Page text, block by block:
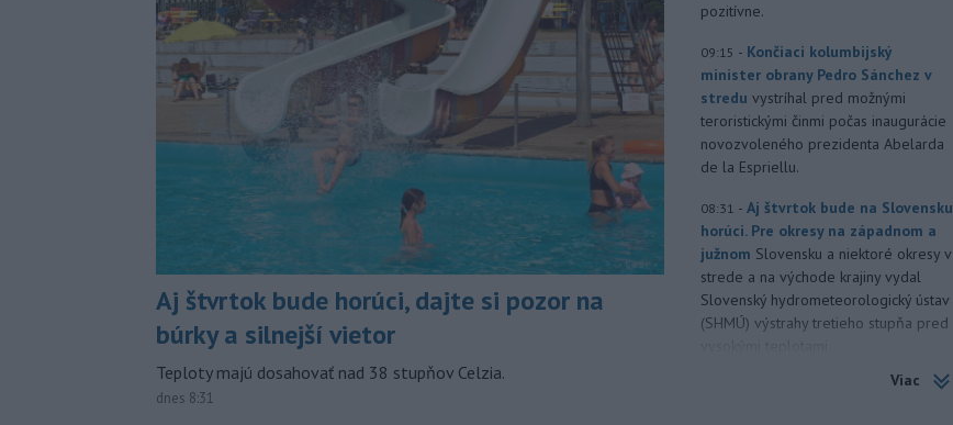
Aj štvrtok bude horúci, dajte si pozor na
búrky a silnejší vietor
Teploty majú dosahovať nad 38 stupňov Celzia.
dnes 8:31
pozitívne.
09:15 - Končiaci kolumbijský
minister obrany Pedro Sánchez v
stredu vystríhal pred možnými
teroristickými činmi počas inaugurácie
novozvoleného prezidenta Abelarda
de la Espriellu.
08:31 - Aj štvrtok bude na Slovensku
horúci. Pre okresy na západnom a
južnom Slovensku a niektoré okresy v
strede a na východe krajiny vydal
Slovenský hydrometeorologický ústav
(SHMÚ) výstrahy tretieho stupňa pred
V roku 2025 okolo 16,5Viac